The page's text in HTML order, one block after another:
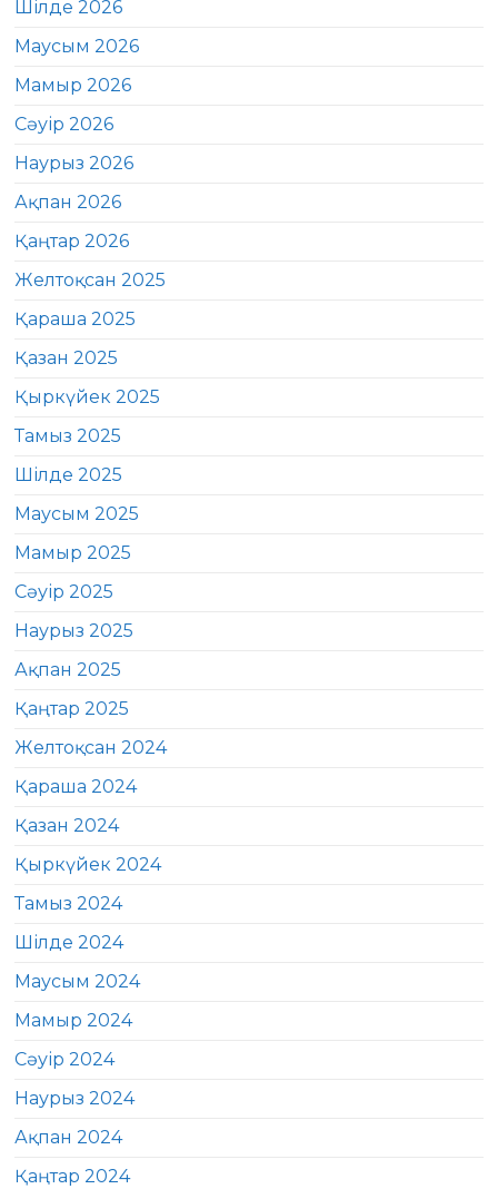
Шілде 2026
Маусым 2026
Мамыр 2026
Сәуір 2026
Наурыз 2026
Ақпан 2026
Қаңтар 2026
Желтоқсан 2025
Қараша 2025
Қазан 2025
Қыркүйек 2025
Тамыз 2025
Шілде 2025
Маусым 2025
Мамыр 2025
Сәуір 2025
Наурыз 2025
Ақпан 2025
Қаңтар 2025
Желтоқсан 2024
Қараша 2024
Қазан 2024
Қыркүйек 2024
Тамыз 2024
Шілде 2024
Маусым 2024
Мамыр 2024
Сәуір 2024
Наурыз 2024
Ақпан 2024
Қаңтар 2024